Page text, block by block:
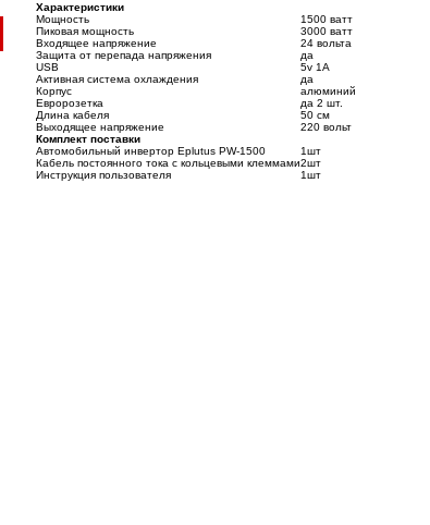
Характеристики
Мощность
1500 ватт
Пиковая мощность
3000 ватт
Входящее напряжение
24 вольта
Защита от перепада напряжения
да
USB
5v 1A
Активная система охлаждения
да
Корпус
алюминий
Евророзетка
да 2 шт.
Длина кабеля
50 см
Выходящее напряжение
220 вольт
Комплект поставки
Автомобильный инвертор Eplutus PW-1500
1шт
Кабель постоянного тока с кольцевыми клеммами2шт
Инструкция пользователя
1шт